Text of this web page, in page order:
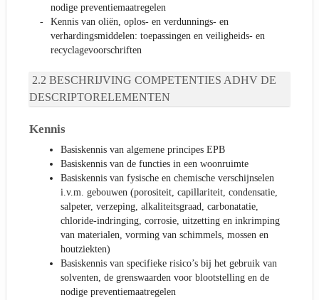
nodige preventiemaatregelen
Kennis van oliën, oplos- en verdunnings- en
verhardingsmiddelen: toepassingen en veiligheids- en
recyclagevoorschriften
BESCHRIJVING COMPETENTIES ADHV DE
DESCRIPTORELEMENTEN
Kennis
Basiskennis van algemene principes EPB
Basiskennis van de functies in een woonruimte
Basiskennis van fysische en chemische verschijnselen
i.v.m. gebouwen (porositeit, capillariteit, condensatie,
salpeter, verzeping, alkaliteitsgraad, carbonatatie,
chloride-indringing, corrosie, uitzetting en inkrimping
van materialen, vorming van schimmels, mossen en
houtziekten)
Basiskennis van specifieke risico’s bij het gebruik van
solventen, de grenswaarden voor blootstelling en de
nodige preventiemaatregelen